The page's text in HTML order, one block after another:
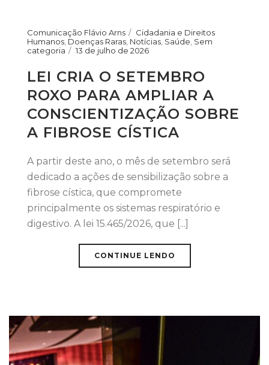
Comunicação Flávio Arns
Cidadania e Direitos
Humanos Doenças Raras Notícias Saúde Sem
categoria
13 de julho de 2026
LEI CRIA O SETEMBRO
ROXO PARA AMPLIAR A
CONSCIENTIZAÇÃO SOBRE
A FIBROSE CÍSTICA
A partir deste ano, o mês de setembro será
dedicado a ações de sensibilização sobre a
fibrose cística, que compromete
principalmente os sistemas respiratório e
digestivo. A lei 15.465/2026, que [...]
CONTINUE LENDO